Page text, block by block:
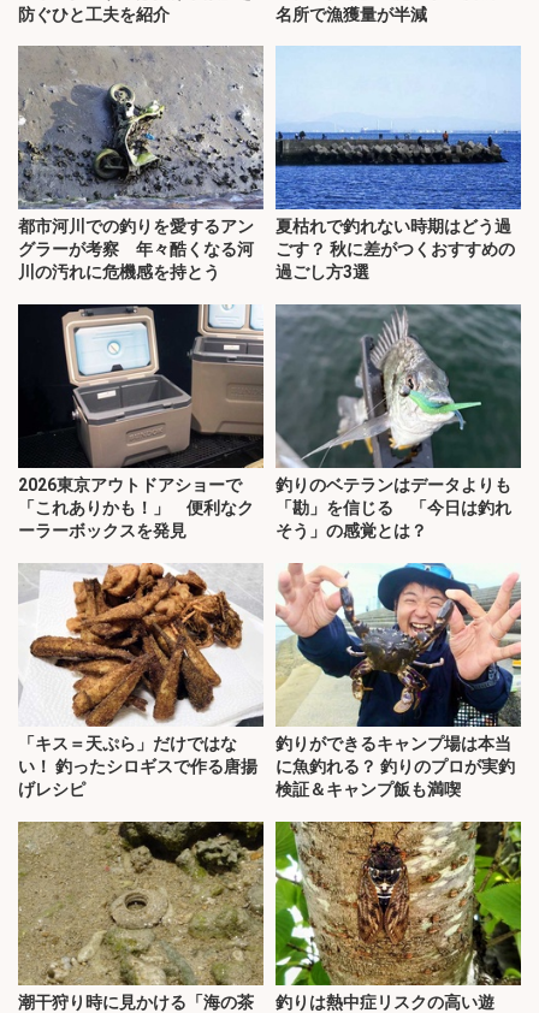
防ぐひと工夫を紹介
名所で漁獲量が半減
都市河川での釣りを愛するアン
グラーが考察 年々酷くなる河
川の汚れに危機感を持とう
夏枯れで釣れない時期はどう過
ごす？ 秋に差がつくおすすめの
過ごし方3選
2026東京アウトドアショーで
「これありかも！」 便利なク
ーラーボックスを発見
釣りのベテランはデータよりも
「勘」を信じる 「今日は釣れ
そう」の感覚とは？
「キス＝天ぷら」だけではな
い！ 釣ったシロギスで作る唐揚
げレシピ
釣りができるキャンプ場は本当
に魚釣れる？ 釣りのプロが実釣
検証＆キャンプ飯も満喫
潮干狩り時に見かける「海の茶
釣りは熱中症リスクの高い遊